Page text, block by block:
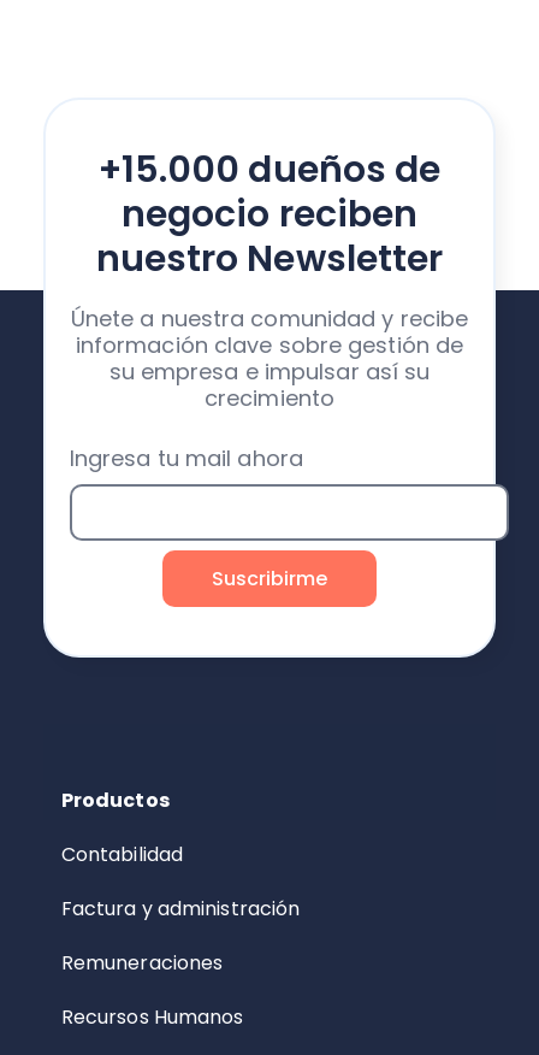
+15.000 dueños de
negocio reciben
nuestro Newsletter
Únete a nuestra comunidad y recibe
información clave sobre gestión de
su empresa e impulsar así su
crecimiento
Ingresa tu mail ahora
Productos
Contabilidad
Factura y administración
Remuneraciones
Recursos Humanos